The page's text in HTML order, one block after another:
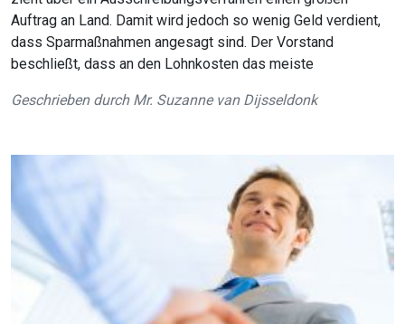
Auftrag an Land. Damit wird jedoch so wenig Geld verdient,
dass Sparmaßnahmen angesagt sind. Der Vorstand
beschließt, dass an den Lohnkosten das meiste
Geschrieben durch Mr. Suzanne van Dijsseldonk